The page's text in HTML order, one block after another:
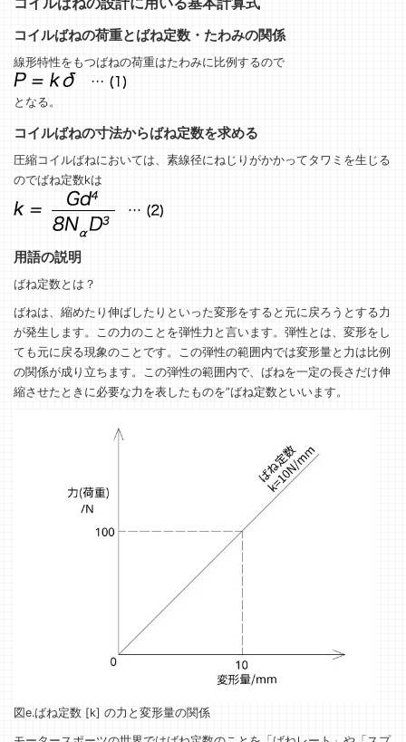
コイルばねの荷重とばね定数・たわみの関係
線形特性をもつばねの荷重はたわみに比例するので
となる。
コイルばねの寸法からばね定数を求める
圧縮コイルばねにおいては、素線径にねじりがかかってタワミを生じる
のでばね定数kは
用語の説明
ばね定数とは？
ばねは、縮めたり伸ばしたりといった変形をすると元に戻ろうとする力
が発生します。この力のことを弾性力と言います。弾性とは、変形をし
ても元に戻る現象のことです。この弾性の範囲内では変形量と力は比例
の関係が成り立ちます。この弾性の範囲内で、ばねを一定の長さだけ伸
縮させたときに必要な力を表したものを”ばね定数といいます。
図e.ばね定数 [k] の力と変形量の関係